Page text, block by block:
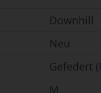
Downhill
Neu
Gefedert
M